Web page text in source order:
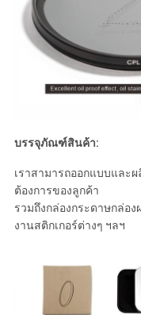
บรรจุภัณฑ์สินค้า:
เราสามารถออกแบบแล
ต้องการของลูกค้า
รวมถึงกล่องกระดาษกล่อ
งานสติกเกอร์ต่างๆ ฯลฯ